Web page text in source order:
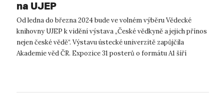
na UJEP
Od ledna do března 2024 bude ve volném výběru Vědecké
knihovny UJEP k vidění výstava „České vědkyně a jejich přínos
nejen české vědě“. Výstavu ústecké univerzitě zapůjčila
Akademie věd ČR. Expozice 31 posterů o formátu A1 šíří